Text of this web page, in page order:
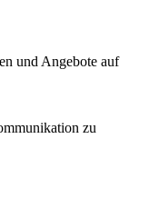
und Angebote auf
zu